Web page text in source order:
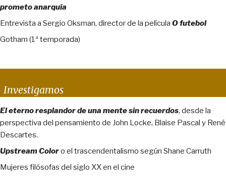
prometo anarquía
Entrevista a Sergio Oksman, director de la película O futebol
Gotham (1ª temporada)
Investigamos
El eterno resplandor de una mente sin recuerdos, desde la
perspectiva del pensamiento de John Locke, Blaise Pascal y René
Descartes.
Upstream Coloro el trascendentalismo según Shane Carruth
Mujeres filósofas del siglo XX en el cine